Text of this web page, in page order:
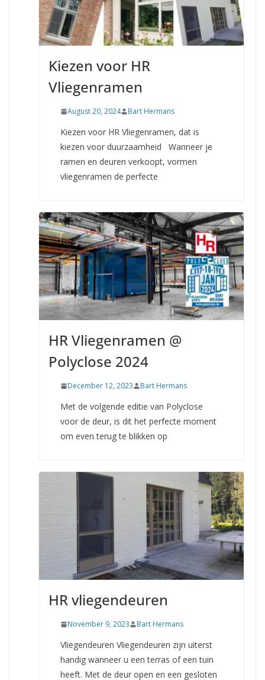
Kiezen voor HR
Vliegenramen
August 20, 2024 Bart Hermans
Kiezen voor HR Vliegenramen, dat is
kiezen voor duurzaamheid Wanneer je
ramen en deuren verkoopt, vormen
vliegenramen de perfecte
HR Vliegenramen @
Polyclose 2024
December 12, 2023 Bart Hermans
Met de volgende editie van Polyclose
voor de deur, is dit het perfecte moment
om even terug te blikken op
HR vliegendeuren
November 9, 2023 Bart Hermans
Vliegendeuren Vliegendeuren zijn uiterst
handig wanneer u een terras of een tuin
heeft. Met de deur open en een gesloten